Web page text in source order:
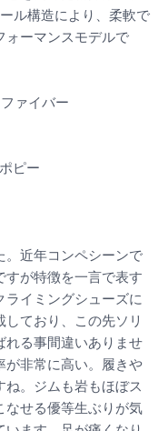
ル構造により、柔軟で
ォーマンスモデルで
ァイバー
ピー
。近年コンペシーンで
すが特徴を一言で表す
ライミングシューズに
ており、この先ソリ
れる事間違いありませ
が非常に高い。履きや
ね。ジムも岩もほぼス
なせる優等生ぶりが気